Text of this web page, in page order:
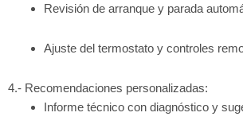
Revisión de arranque y parada
Ajuste del termostato y controles
4.- Recomendaciones personalizadas:
Informe técnico con diagnóstico y